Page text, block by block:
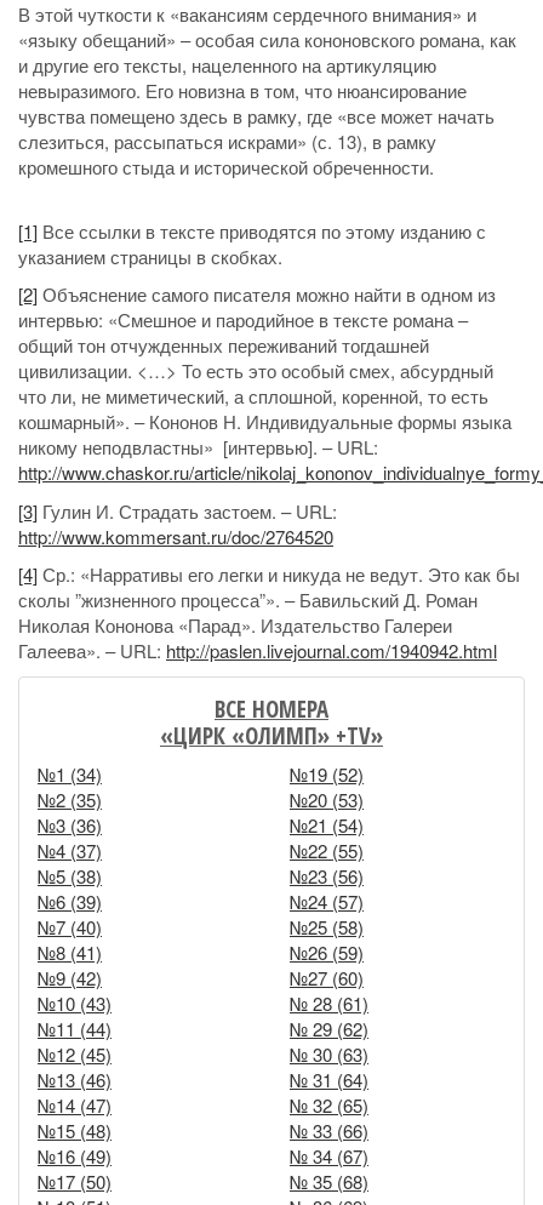
В этой чуткости к «вакансиям сердечного внимания» и
«языку обещаний» – особая сила кононовского романа, как
и другие его тексты, нацеленного на артикуляцию
невыразимого. Его новизна в том, что нюансирование
чувства помещено здесь в рамку, где «все может начать
слезиться, рассыпаться искрами» (с. 13), в рамку
кромешного стыда и исторической обреченности.
[1] Все ссылки в тексте приводятся по этому изданию с
указанием страницы в скобках.
[2]Объяснение самого писателя можно найти в одном из
интервью: «Смешное и пародийное в тексте романа –
общий тон отчужденных переживаний тогдашней
цивилизации. <…> То есть это особый смех, абсурдный
что ли, не миметический, а сплошной, коренной, то есть
кошмарный». – Кононов Н. Индивидуальные формы языка
никому неподвластны» [интервью]. – URL:
http://www.chaskor.ru/article/
[3] Гулин И. Страдать застоем. – URL:
http://www.kommersant.ru/doc/2764520
[4]Ср.: «Нарративы его легки и никуда не ведут. Это как бы
сколы ”жизненного процесса”». – Бавильский Д. Роман
Николая Кононова «Парад». Издательство Галереи
Галеева». – URL: http://paslen.livejournal.com/1940942.html
ВСЕ НОМЕРА
«ЦИРК «ОЛИМП» +TV»
№1 (34)
№2 (35)
№3 (36)
№4 (37)
№5 (38)
№6 (39)
№7 (40)
№8 (41)
№9 (42)
№10 (43)
№11 (44)
№12 (45)
№13 (46)
№14 (47)
№15 (48)
№16 (49)
№17 (50)
№19 (52)
№20 (53)
№21 (54)
№22 (55)
№23 (56)
№24 (57)
№25 (58)
№26 (59)
№27 (60)
№ 28 (61)
№ 29 (62)
№ 30 (63)
№ 31 (64)
№ 32 (65)
№ 33 (66)
№ 34 (67)
№ 35 (68)